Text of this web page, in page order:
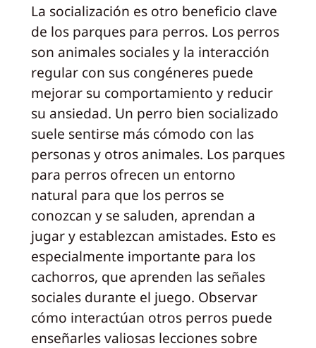
La socialización es otro beneficio clave
de los parques para perros. Los perros
son animales sociales y la interacción
regular con sus congéneres puede
mejorar su comportamiento y reducir
su ansiedad. Un perro bien socializado
suele sentirse más cómodo con las
personas y otros animales. Los parques
para perros ofrecen un entorno
natural para que los perros se
conozcan y se saluden, aprendan a
jugar y establezcan amistades. Esto es
especialmente importante para los
cachorros, que aprenden las señales
sociales durante el juego. Observar
cómo interactúan otros perros puede
enseñarles valiosas lecciones sobre